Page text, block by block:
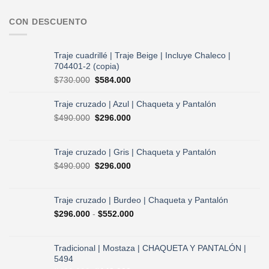
CON DESCUENTO
Traje cuadrillé | Traje Beige | Incluye Chaleco |
704401-2 (copia)
$730.000 El
original
era:
$730.000.
$584.000El
actual
es:
Traje cruzado | Azul | Chaqueta y Pantalón
$490.000 El
era:
$490.000.
$296.000El
es:
Traje cruzado | Gris | Chaqueta y Pantalón
$490.000 El
era:
$490.000.
$296.000El
es:
$296.000.
Traje cruzado | Burdeo | Chaqueta y Pantalón
$296.000 - $552.000Rango
desde
Tradicional | Mostaza | CHAQUETA Y PANTALÓN |
5494